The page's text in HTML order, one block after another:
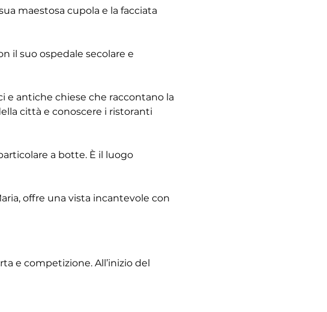
maestosa cupola e la facciata
il suo ospedale secolare e
e antiche chiese che raccontano la
città e conoscere i ristoranti
a botte. È il luogo
offre una vista incantevole con
e competizione. All’inizio del